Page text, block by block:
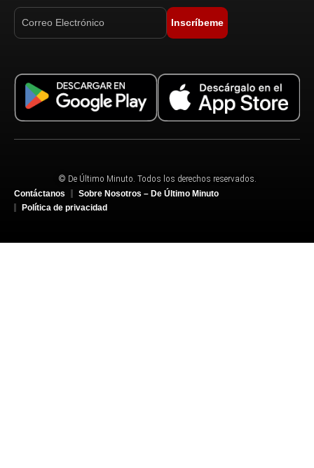
Inscríbeme
© De Último Minuto. Todos los derechos reservados.
Contáctanos
Sobre Nosotros – De Último Minuto
Política de privacidad